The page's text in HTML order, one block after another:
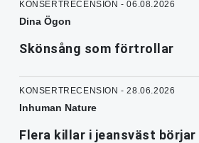
KONSERTRECENSION - 06.08.2026
Dina Ögon
Skönsång som förtrollar
KONSERTRECENSION - 28.06.2026
Inhuman Nature
Flera killar i jeansväst